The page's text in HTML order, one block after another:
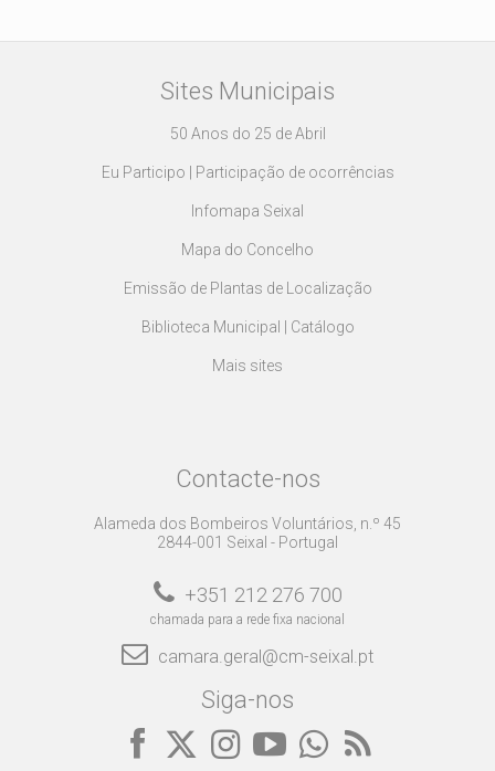
Sites Municipais
50 Anos do 25 de Abril
Eu Participo | Participação de ocorrências
Infomapa Seixal
Mapa do Concelho
Emissão de Plantas de Localização
Biblioteca Municipal | Catálogo
Mais sites
Contacte-nos
Alameda dos Bombeiros Voluntários, n.º 45
2844-001 Seixal - Portugal
+351 212 276 700
chamada para a rede fixa nacional
camara.geral@cm-seixal.pt
Siga-nos